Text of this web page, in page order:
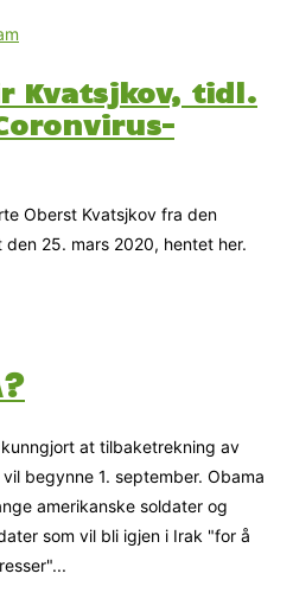
Kvatsjkov, tidl.
Oberst Kvatsjkov fra den
den 25. mars 2020, hentet her.
at tilbaketrekning av
begynne 1. september. Obama
amerikanske soldater og
som vil bli igjen i Irak "for å